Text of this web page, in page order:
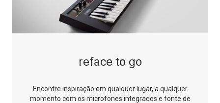
reface to go
Encontre inspiração em qualquer lugar, a qualquer
momento com os microfones integrados e fonte de